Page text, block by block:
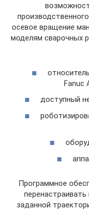
осевое вращение
моделям сварочных
Fanuc
доступный
Программное
заданной